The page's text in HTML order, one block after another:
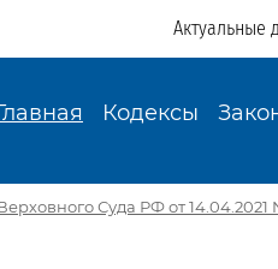
Актуальные
Кодексы
Суда РФ от 14.04.2021